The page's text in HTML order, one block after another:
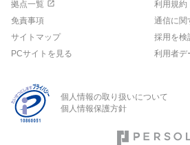
拠点一覧
利用規約
免責事項
通信に関
サイトマップ
採用を検
PCサイトを見る
利用者デ
個人情報の取り扱いについて
個人情報保護方針